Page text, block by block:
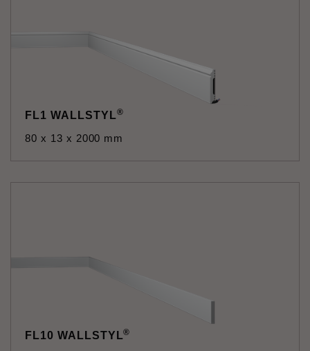
FL1 WALLSTYL®
80 x 13 x 2000 mm
FL10 WALLSTYL®